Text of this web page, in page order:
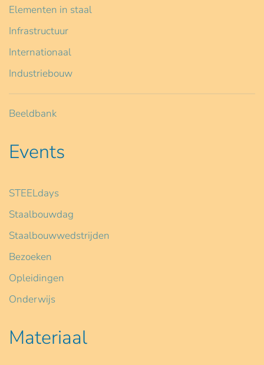
Elementen in staal
Infrastructuur
Internationaal
Industriebouw
Beeldbank
Events
STEELdays
Staalbouwdag
Staalbouwwedstrijden
Bezoeken
Opleidingen
Onderwijs
Materiaal